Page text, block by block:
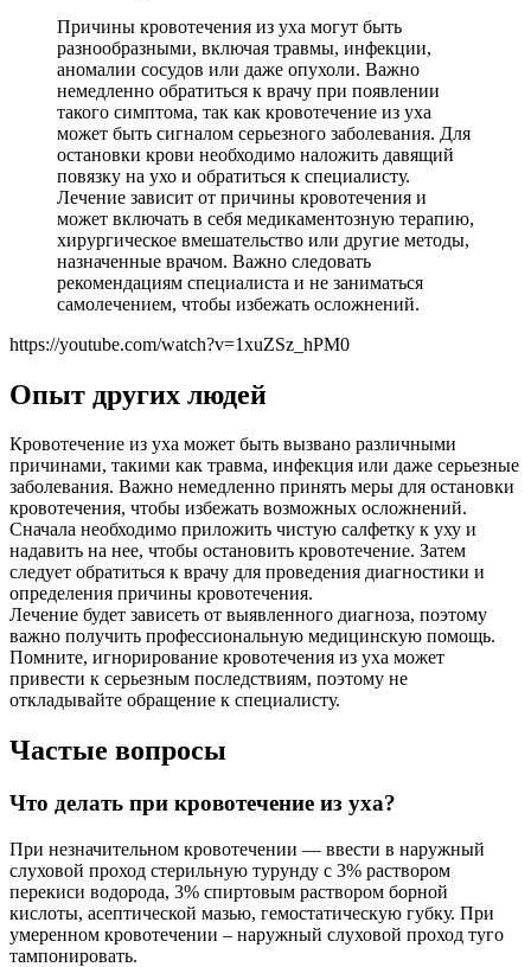
Причины кровотечения из уха могут быть
разнообразными, включая травмы, инфекции,
аномалии сосудов или даже опухоли. Важно
немедленно обратиться к врачу при появлении
такого симптома, так как кровотечение из уха
может быть сигналом серьезного заболевания. Для
остановки крови необходимо наложить давящий
повязку на ухо и обратиться к специалисту.
Лечение зависит от причины кровотечения и
может включать в себя медикаментозную терапию,
хирургическое вмешательство или другие методы,
назначенные врачом. Важно следовать
рекомендациям специалиста и не заниматься
самолечением, чтобы избежать осложнений.
https://youtube.com/watch?v=1xuZSz_hPM0
Опыт других людей
Кровотечение из уха может быть вызвано различными
причинами, такими как травма, инфекция или даже серьезные
заболевания. Важно немедленно принять меры для остановки
кровотечения, чтобы избежать возможных осложнений.
Сначала необходимо приложить чистую салфетку к уху и
надавить на нее, чтобы остановить кровотечение. Затем
следует обратиться к врачу для проведения диагностики и
определения причины кровотечения.
Лечение будет зависеть от выявленного диагноза, поэтому
важно получить профессиональную медицинскую помощь.
Помните, игнорирование кровотечения из уха может
привести к серьезным последствиям, поэтому не
откладывайте обращение к специалисту.
Частые вопросы
Что делать при кровотечение из уха?
При незначительном кровотечении — ввести в наружный
слуховой проход стерильную турунду с 3% раствором
перекиси водорода, 3% спиртовым раствором борной
кислоты, асептической мазью, гемостатическую губку. При
умеренном кровотечении – наружный слуховой проход туго
тампонировать.